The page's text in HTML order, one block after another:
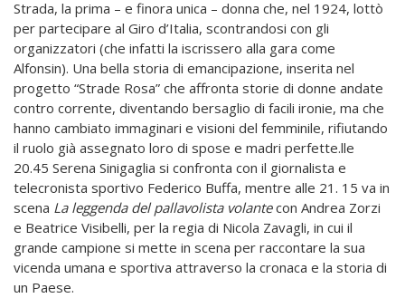
Strada, la prima – e finora unica – donna che, nel 1924, lottò
per partecipare al Giro d’Italia, scontrandosi con gli
organizzatori (che infatti la iscrissero alla gara come
Alfonsin). Una bella storia di emancipazione, inserita nel
progetto “Strade Rosa” che affronta storie di donne andate
contro corrente, diventando bersaglio di facili ironie, ma che
hanno cambiato immaginari e visioni del femminile, rifiutando
il ruolo già assegnato loro di spose e madri perfette.lle
20.45 Serena Sinigaglia si confronta con il giornalista e
telecronista sportivo Federico Buffa, mentre alle 21. 15 va in
scena La leggenda del pallavolista volantecon Andrea Zorzi
e Beatrice Visibelli, per la regia di Nicola Zavagli, in cui il
grande campione si mette in scena per raccontare la sua
vicenda umana e sportiva attraverso la cronaca e la storia di
un Paese.